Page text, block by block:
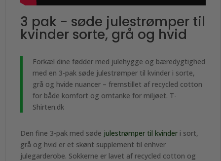
3 pak - søde julestrømper til
kvinder sorte, grå og hvid
Forkæl dine fødder med julehygge og bæredygtighed
med en 3-pak søde julestrømper til kvinder i sorte,
grå og hvide nuancer – fremstillet af recycled cotton
for både komfort og omtanke for miljøet. T-
Shirten.dk
Den fine 3-pak med søde julestrømper til kvinder i sort,
grå og hvid er et skønt supplement til enhver
julegarderobe. Sokkerne er lavet af recycled cotton og